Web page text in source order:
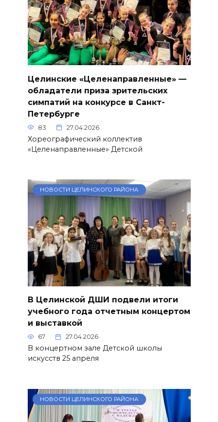
Целинские «Целенаправленные» —
обладатели приза зрительских
симпатий на конкурсе в Санкт-
Петербурге
83 27.04.2026
Хореографический коллектив
«Целенаправленные» Детской
НОВОСТИ ЦЕЛИНСКОГО РАЙОНА
В Целинской ДШИ подвели итоги
учебного года отчетным концертом
и выставкой
67 27.04.2026
В концертном зале Детской школы
искусств 25 апреля
НОВОСТИ ЦЕЛИНСКОГО РАЙОНА